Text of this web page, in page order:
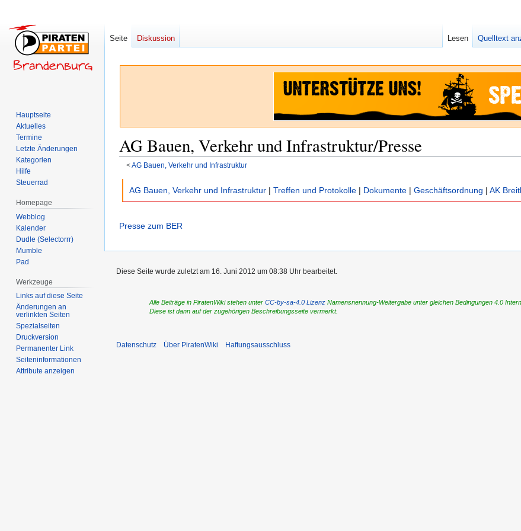
AG Bauen, Verkehr und Infrastruktur/Presse
<AG Bauen, Verkehr und Infrastruktur
AG Bauen, Verkehr und Infrastruktur | Treffen und Protokolle | Dokumente | Geschäftsordnung | AK
Presse zum BER
Seite Diskussion Lesen Quelltext
Hauptseite
Aktuelles
Termine
Letzte Änderungen
Kategorien
Hilfe
Steuerrad
Homepage
Webblog
Kalender
Dudle (Selectorrr)
Mumble
Pad
Werkzeuge
Links auf diese Seite
Änderungen an
verlinkten Seiten
Spezialseiten
Druckversion
Permanenter Link
Seiten­­informationen
Attribute anzeigen
Diese Seite wurde zuletzt am 16. Juni 2012 um 08:38 Uhr bearbeitet.
Alle Beiträge in PiratenWiki stehen unterCC-by-sa-4.0 Lizenz Namensnennung-Weitergabe unter gleichen Bedingungen 4.0
Diese ist dann auf der zugehörigen Beschreibungsseite vermerkt.
Datenschutz Über PiratenWiki Haftungsausschluss